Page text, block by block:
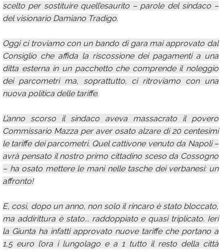
scelto per sostituire quell’esaurito – parole del sindaco –
del visionario Damiano Tradigo.
Oggi ci troviamo con un bando di gara mai approvato dal
Consiglio che affida la riscossione dei pagamenti a una
ditta esterna in un pacchetto che comprende il noleggio
dei parcometri ma, soprattutto, ci ritroviamo con una
nuova politica delle tariffe.
L’anno scorso il sindaco aveva massacrato il povero
Commissario Mazza per aver osato alzare di 20 centesimi
le tariffe dei parcometri. Quel cattivone venuto da Napoli –
avrà pensato il nostro primo cittadino sceso da Cossogno
– ha osato mettere le mani nelle tasche dei verbanesi: un
affronto!
E, così, dopo un anno, non solo il rincaro è stato bloccato,
ma addirittura è stato... raddoppiato e quasi triplicato. Ieri
la Giunta ha infatti approvato nuove tariffe che portano a
1,5 euro l’ora i lungolago e a 1 tutto il resto della città